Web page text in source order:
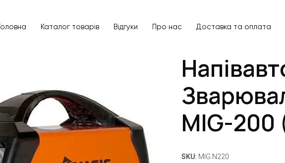
Головна Каталог товарів Відгуки Про нас Доставка та оплата
MIG-200
SKU: MIG.N220